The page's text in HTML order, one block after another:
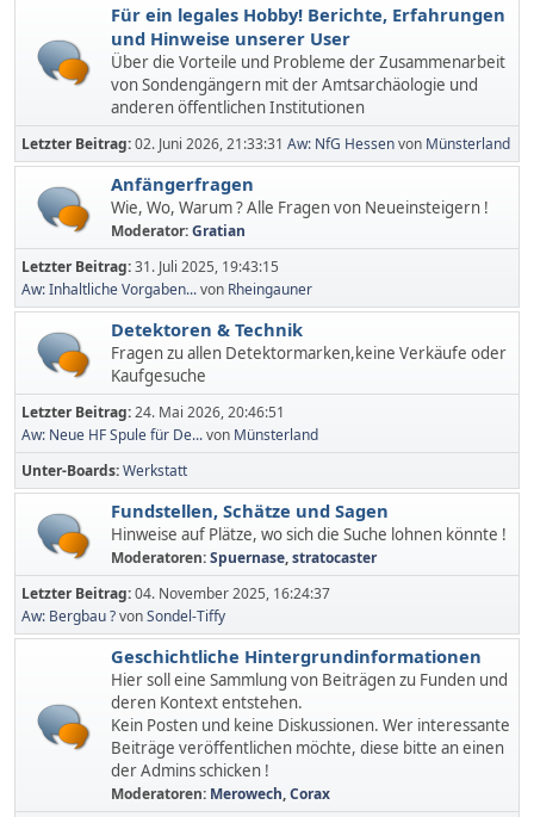
Für ein legales Hobby! Berichte, Erfahrungen
und Hinweise unserer User
Über die Vorteile und Probleme der Zusammenarbeit
von Sondengängern mit der Amtsarchäologie und
anderen öffentlichen Institutionen
Letzter Beitrag:02. Juni 2026, 21:33:31 Aw: NfG Hessenvon Münsterland
Anfängerfragen
Wie, Wo, Warum ? Alle Fragen von Neueinsteigern !
Moderator:Gratian
Letzter Beitrag:31. Juli 2025, 19:43:15
Aw: Inhaltliche Vorgaben...von Rheingauner
Detektoren & Technik
Fragen zu allen Detektormarken,keine Verkäufe oder
Kaufgesuche
Letzter Beitrag:24. Mai 2026, 20:46:51
Aw: Neue HF Spule für De...von Münsterland
Unter-Boards Werkstatt
Fundstellen, Schätze und Sagen
Hinweise auf Plätze, wo sich die Suche lohnen könnte !
Moderatoren:Spuernase,stratocaster
Letzter Beitrag:04. November 2025, 16:24:37
Aw: Bergbau ?vonSondel-Tiffy
Geschichtliche Hintergrundinformationen
Hier soll eine Sammlung von Beiträgen zu Funden und
deren Kontext entstehen.
Kein Posten und keine Diskussionen. Wer interessante
Beiträge veröffentlichen möchte, diese bitte an einen
der Admins schicken !
Moderatoren: Merowech,Corax